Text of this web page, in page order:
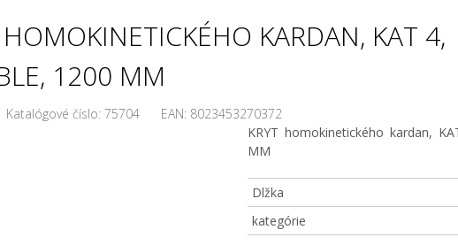
HOMOKINETICKÉHO KARDAN, KAT 4,
1200 MM
Katalógové číslo: 75704 EAN: 8023453270372
KRYT homokinetického kardan,
MM
Dlžka
kategórie